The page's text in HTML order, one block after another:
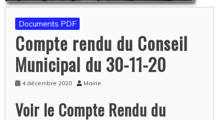
Documents PDF
Compte rendu du Conseil
Municipal du 30-11-20
4 décembre 2020 Mairie
Voir le Compte Rendu du